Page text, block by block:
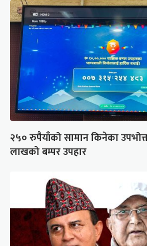
२५० रुपैयाँको सामान किनेका
लाखको बम्पर उपहार